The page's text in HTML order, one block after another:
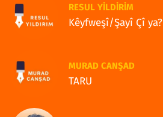
RESUL YILDIRIM
Kêyfweşî/Şayî Çî ya?
MURAD CANŞAD
TARU